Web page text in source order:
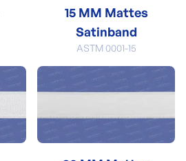
15 MM Mattes
Satinband
ASTM 0001-15